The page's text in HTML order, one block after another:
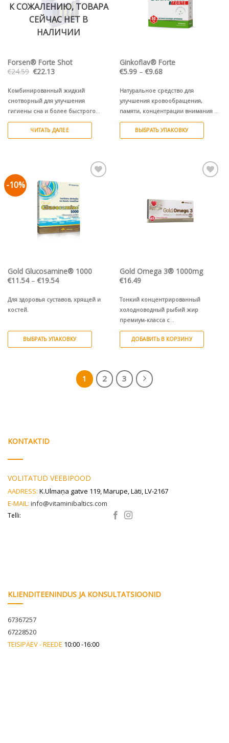
К СОЖАЛЕНИЮ, ТОВАРА
СЕЙЧАС НЕТ В
НАЛИЧИИ
Forsen® Forte Shot
€24.59 Первоначальная
цена
€24.59.
€22.13Текущая
Комбинированный жидкий
снотворный для улучшения
гигиены сна и более быстрого
засыпания со вкусом зеленого чая.
ЧИТАТЬ ДАЛЕЕ
Ginkoflav® Forte
€5.99 – €9.68Диапазон
цен:
–
€9.68
Натуральное средство для
улучшения кровообращения,
памяти, концентрации внимания и
работы мозга.
ВЫБРАТЬ УПАКОВКУ
выбрать
-10%
Pievienot vēlmju
Gold Glucosamine® 1000
€11.54 – €19.54Диапазон
–
Для здоровья суставов, хрящей и
костей.
ВЫБРАТЬ УПАКОВКУ
на
товара.
Gold Omega 3® 1000mg
€16.49
Тонкий концентрированный
холодноводный рыбий жир
премиум-класса с
высококонцентрированными
жирными кислотами Омега-3.
ДОБАВИТЬ В КОРЗИНУ
1 2 3
KONTAKTID
VOLITATUD VEEBIPOOD
AADRESS: K.Ulmaņa gatve 119, Marupe, Läti, LV-2167
E-MAIL: info@vitaminibaltics.com
Telli:
KLIENDITEENINDUS JA KONSULTATSIOONID
67367257
67228520
TEISIPÄEV - REEDE 10:00 -16:00